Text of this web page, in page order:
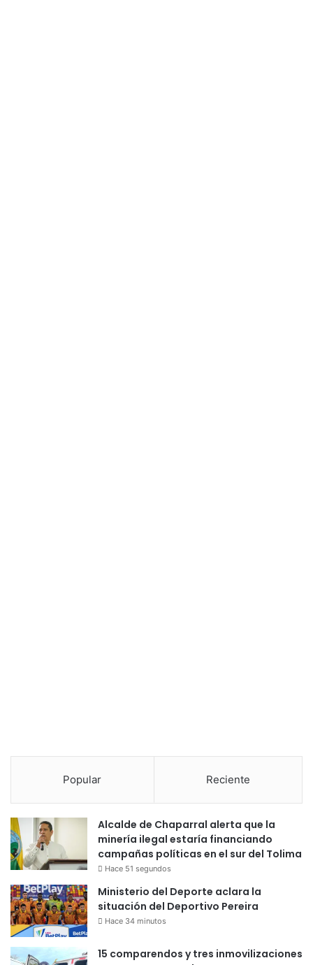
Popular Reciente
Alcalde de Chaparral alerta que la
minería ilegal estaría financiando
campañas políticas en el sur del Tolima
Hace 51 segundos
Ministerio del Deporte aclara la
situación del Deportivo Pereira
Hace 34 minutos
15 comparendos y tres inmovilizaciones